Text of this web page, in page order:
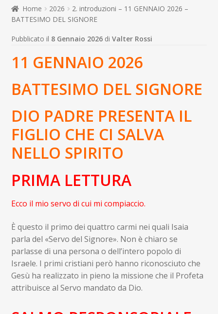
Contatti
Don Bosco
Home 2026
2. introduzioni – 11 GENNAIO 2026 –
BATTESIMO DEL SIGNORE
Pubblicato il 8 Gennaio 2026 di Valter Rossi
11 GENNAIO 2026
BATTESIMO DEL SIGNORE
DIO PADRE PRESENTA IL
FIGLIO CHE CI SALVA
NELLO SPIRITO
PRIMA LETTURA
Ecco il mio servo di cui mi compiaccio.
È questo il primo dei quattro carmi nei quali Isaia
parla del «Servo del Signore». Non è chiaro se
parlasse di una persona o dell’intero popolo di
Israele. I primi cristiani però hanno riconosciuto che
Gesù ha realizzato in pieno la missione che il Profeta
attribuisce al Servo mandato da Dio.